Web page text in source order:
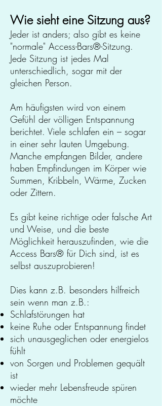
Wie sieht eine Sitzung aus?
Jeder ist anders; also gibt es keine
"normale" Access-Bars®-Sitzung.
Jede Sitzung ist jedes Mal
unterschiedlich, sogar mit der
gleichen Person.
Am häufigsten wird von einem
Gefühl der völligen Entspannung
berichtet. Viele schlafen ein – sogar
in einer sehr lauten Umgebung.
Manche empfangen Bilder, andere
haben Empfindungen im Körper wie
Summen, Kribbeln, Wärme, Zucken
oder Zittern.
Es gibt keine richtige oder falsche Art
und Weise, und die beste
Möglichkeit herauszufinden, wie die
Access Bars®für Dich sind, ist es
selbst auszuprobieren!
Dies kann z.B. besonders hilfreich
sein wenn man z.B.:
Schlafstörungen hat
keine Ruhe oder Entspannung findet
sich unausgeglichen oder energielos
fühlt
von Sorgen und Problemen gequält
ist
wieder mehr Lebensfreude spüren
möchte